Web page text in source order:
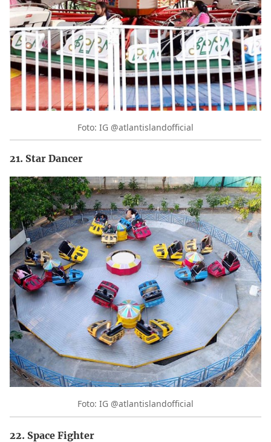
Foto: IG @atlantislandofficial
21. Star Dancer
Foto: IG @atlantislandofficial
22. Space Fighter